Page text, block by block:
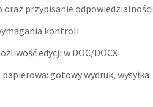
przypisanie odpowiedzialności
kontroli
edycji w DOC/DOCX
gotowy wydruk, wysyłka